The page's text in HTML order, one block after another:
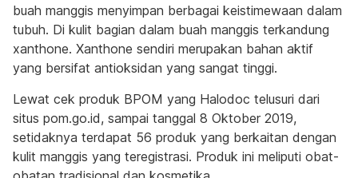
buah manggis menyimpan berbagai keistimewaan dalam
tubuh. Di kulit bagian dalam buah manggis terkandung
xanthone. Xanthone sendiri merupakan bahan aktif
yang bersifat antioksidan yang sangat tinggi.
Lewat cek produk BPOM yang Halodoc telusuri dari
situs pom.go.id, sampai tanggal 8 Oktober 2019,
setidaknya terdapat 56 produk yang berkaitan dengan
kulit manggis yang teregistrasi. Produk ini meliputi obat-